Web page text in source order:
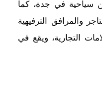
سياحية في جدة، كما
والمرافق الترفيهية
التجارية، ويقع في